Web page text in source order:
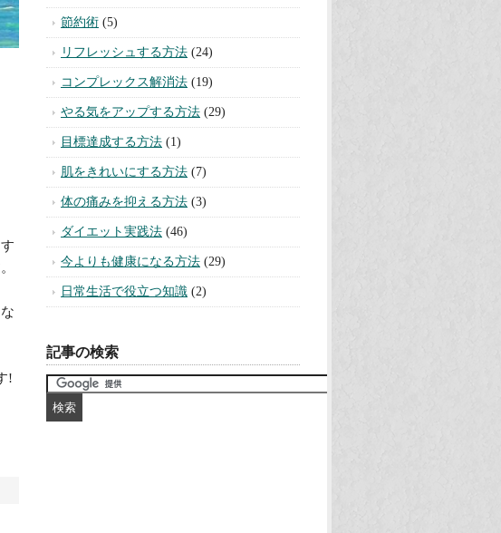
!
節約術 (5)
リフレッシュする方法 (24)
コンプレックス解消法 (19)
やる気をアップする方法 (29)
目標達成する方法 (1)
肌をきれいにする方法 (7)
体の痛みを抑える方法 (3)
ダイエット実践法 (46)
今よりも健康になる方法 (29)
日常生活で役立つ知識 (2)
記事の検索